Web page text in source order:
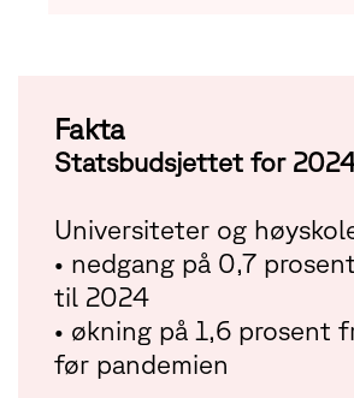
Fakta
Statsbudsjettet for
Universiteter og
• nedgang på 0,7
til 2024
• økning på 1,6 prosent
før pandemien